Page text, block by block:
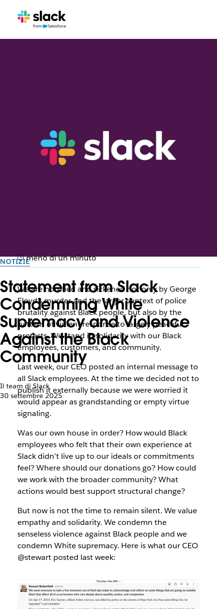
NOTIZIE
Statement from Slack
Condemning White
Supremacy and Violence
Against the Black
Community
Il team di Slack
30 settembre 2025
meno di un minuto
We are horrified and sickened not only by George
Floyd’s murder and the larger context of police
brutality against Black people, but also by the
pattern of violent response to largely peaceful
protests. We stand in solidarity with our Black
employees, customers, and community.
Last week, our CEO posted an internal message to
all Slack employees. At the time we decided not to
publish it externally because we were worried it
would appear as grandstanding or empty virtue
signaling.
Was our own house in order? How would Black
employees who felt that their own experience at
Slack didn’t live up to our ideals or commitments
feel? Where should our donations go? How could
we work with the broader community? What
actions would best support structural change?
But now is not the time to remain silent. We value
empathy and solidarity. We condemn the
senseless violence against Black people and we
condemn White supremacy. Here is what our CEO
@stewart posted last week: